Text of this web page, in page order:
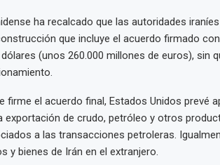
ha recalcado que las autoridades
que incluye el acuerdo firmado
(unos 260.000 millones de euros), sin
el acuerdo final, Estados Unidos prevé
exportación de crudo, petróleo y otros
a las transacciones petroleras.
y bienes de Irán en el extranjero.